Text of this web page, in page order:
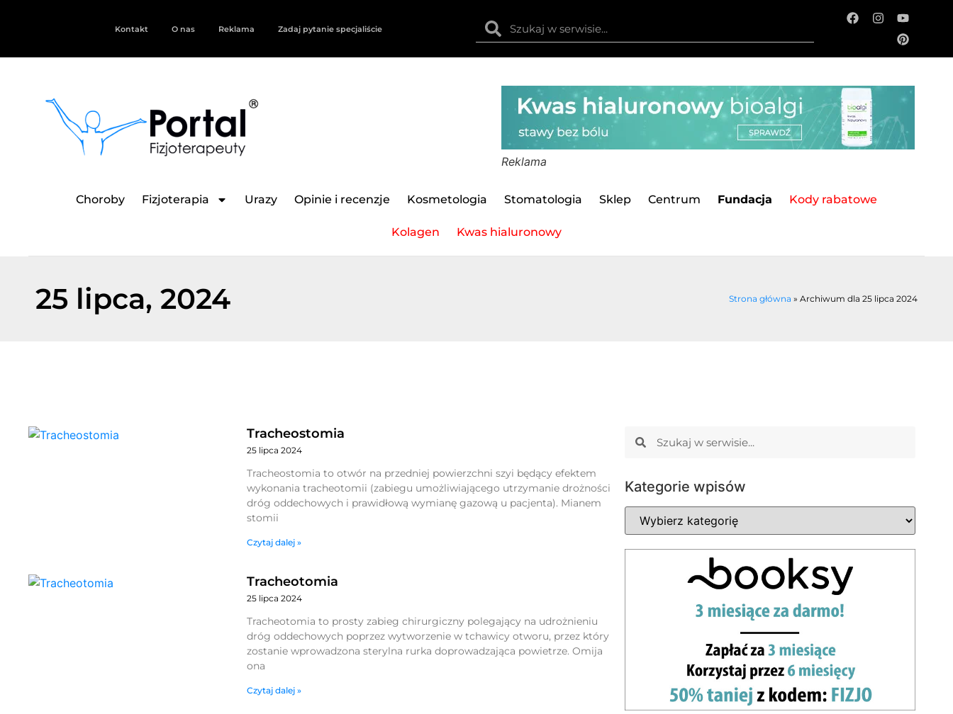
Kontakt O nas Reklama Zadaj pytanie specjaliście
Reklama
Choroby Fizjoterapia Urazy Opinie i recenzje Kosmetologia Stomatologia Sklep Centrum Fundacja Kody rabatowe
Kolagen Kwas hialuronowy
25 lipca, 2024 Strona główna » Archiwum dla 25 lipca 2024
Tracheostomia
25 lipca 2024
Tracheostomia to otwór na przedniej powierzchni szyi będący efektem
wykonania tracheotomii (zabiegu umożliwiającego utrzymanie drożności
dróg oddechowych i prawidłową wymianę gazową u pacjenta). Mianem
stomii
Czytaj dalej »
Tracheotomia
25 lipca 2024
Tracheotomia to prosty zabieg chirurgiczny polegający na udrożnieniu
dróg oddechowych poprzez wytworzenie w tchawicy otworu, przez który
zostanie wprowadzona sterylna rurka doprowadzająca powietrze. Omija
ona
Czytaj dalej »
Kategorie wpisów